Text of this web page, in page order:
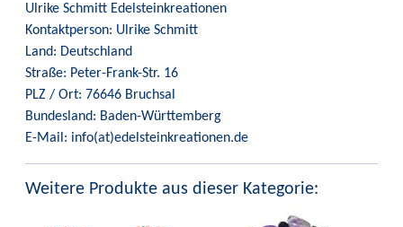
Ulrike Schmitt Edelsteinkreationen
Kontaktperson: Ulrike Schmitt
Land: Deutschland
Straße: Peter-Frank-Str. 16
PLZ / Ort: 76646 Bruchsal
Bundesland: Baden-Württemberg
E-Mail: info(at)edelsteinkreationen.de
Weitere Produkte aus dieser Kategorie: